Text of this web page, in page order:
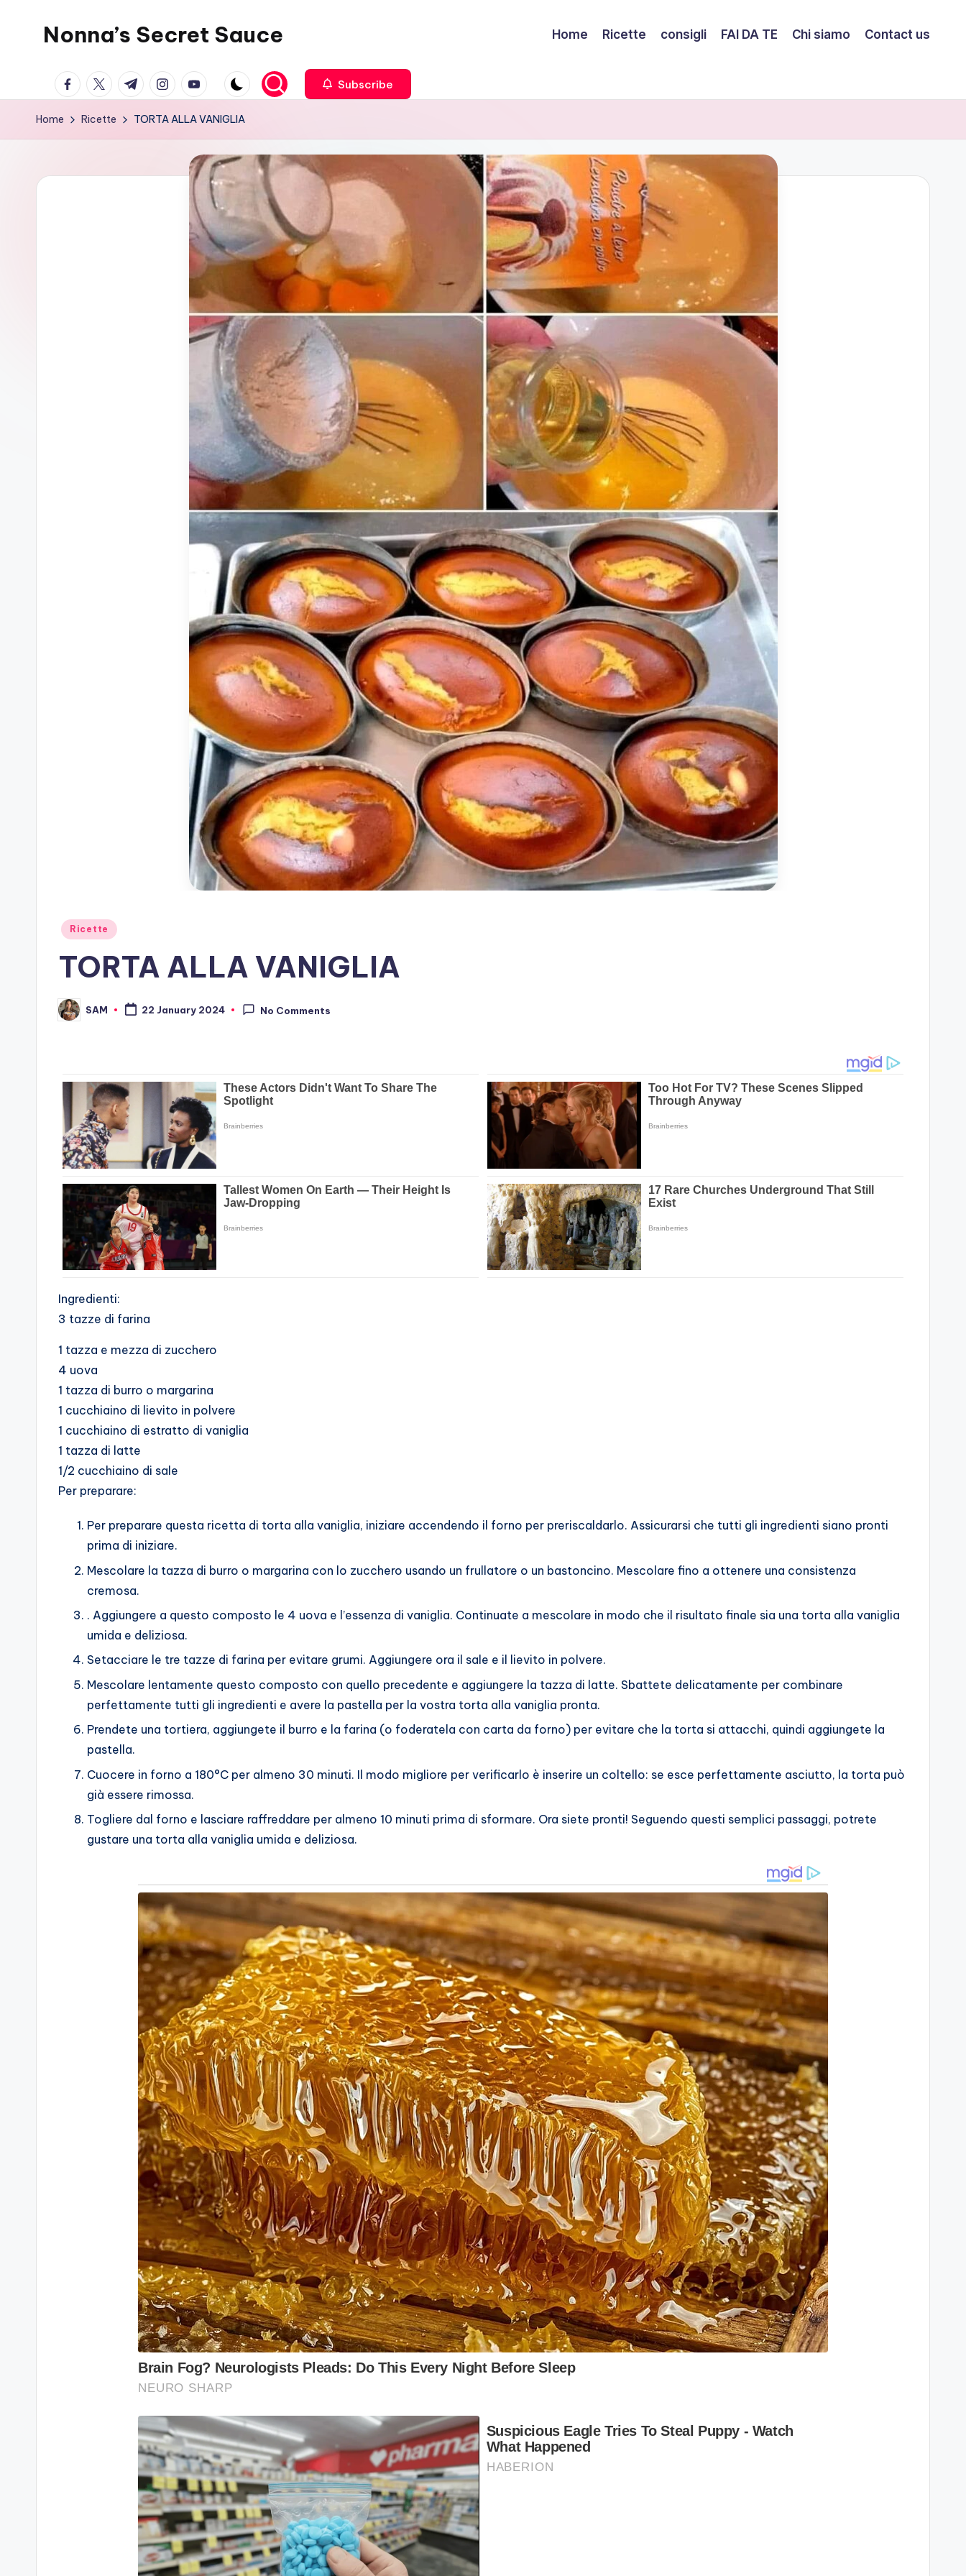
Nonna’s Secret Sauce Home Ricette consigli FAI DA TE Chi siamo Contact us
facebook.com
twitter.com
t.me instagram.com
youtube.com Subscribe
Home Ricette TORTA ALLA VANIGLIA
Posted
Ricette
TORTA ALLA VANIGLIA
Posted
by
SAM 22 January 2024 No Comments
Ingredienti:
3 tazze di farina
1 tazza e mezza di zucchero
4 uova
1 tazza di burro o margarina
1 cucchiaino di lievito in polvere
1 cucchiaino di estratto di vaniglia
1 tazza di latte
1/2 cucchiaino di sale
Per preparare:
Per preparare questa ricetta di torta alla vaniglia, iniziare accendendo il forno per preriscaldarlo. Assicurarsi che tutti gli ingredienti siano pronti
prima di iniziare.
Mescolare la tazza di burro o margarina con lo zucchero usando un frullatore o un bastoncino. Mescolare fino a ottenere una consistenza
cremosa.
. Aggiungere a questo composto le 4 uova e l’essenza di vaniglia. Continuate a mescolare in modo che il risultato finale sia una torta alla vaniglia
umida e deliziosa.
Setacciare le tre tazze di farina per evitare grumi. Aggiungere ora il sale e il lievito in polvere.
Mescolare lentamente questo composto con quello precedente e aggiungere la tazza di latte. Sbattete delicatamente per combinare
perfettamente tutti gli ingredienti e avere la pastella per la vostra torta alla vaniglia pronta.
Prendete una tortiera, aggiungete il burro e la farina (o foderatela con carta da forno) per evitare che la torta si attacchi, quindi aggiungete la
pastella.
Cuocere in forno a 180°C per almeno 30 minuti. Il modo migliore per verificarlo è inserire un coltello: se esce perfettamente asciutto, la torta può
già essere rimossa.
Togliere dal forno e lasciare raffreddare per almeno 10 minuti prima di sformare. Ora siete pronti! Seguendo questi semplici passaggi, potrete
gustare una torta alla vaniglia umida e deliziosa.